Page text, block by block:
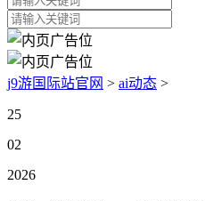
j9游国际站官网 > ai动态 >
25
02
2026